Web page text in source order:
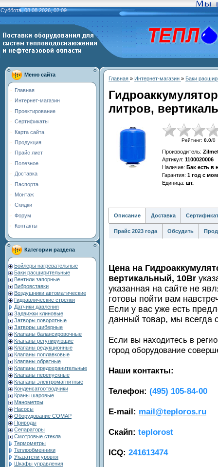
Суббота, 08.08.2026, 02:09
Меню сайта
Главная
Интернет-магазин
Проектирование
Сертификаты
Карта сайта
Продукция
Прайс лист
Полезное
Доставка
Паспорта
Монтаж
Скидки
Форум
Контакты
Категории раздела
Бойлеры нагревательные
Баки расширительные
Вентили запорные
Вибровставки
Воздушники автоматические
Гидравлические стрелки
Датчики давления
Задвижки клиновые
Затворы поворотные
Затворы шиберные
Клапаны балансировочные
Клапаны регулирующие
Клапаны редукционные
Клапаны поплавковые
Клапаны обратные
Клапаны предохранительные
Клапаны перепускные
Клапаны электромагнитные
Конденсатоотводчики
Краны шаровые
Манометры
Насосы
Оборудование COMAP
Приводы
Сепараторы
Смотровые стекла
Термометры
Теплообменники
Указатели уровня
Шкафы управления
Главная » Интернет-магазин » Баки
литров,
Рейтинг: 0.0/0
Производитель:
Артикул: 1100020006
Наличие: Бак есть в
Гарантия: 1 год с
Единица: шт.
Описание Доставка Сертификат
Прайс 2023 года Обсудить
Цена на
вертикальный, 10Br
указанная на сайте не
готовы пойти вам
Если у вас уже есть
данный товар, мы всегда
Если вы находитесь в
город оборудование
Наши контакты:
Телефон: (495) 105-84-00
E-mail: mail@teploros.ru
Скайп: teplorost
ICQ: 241613474